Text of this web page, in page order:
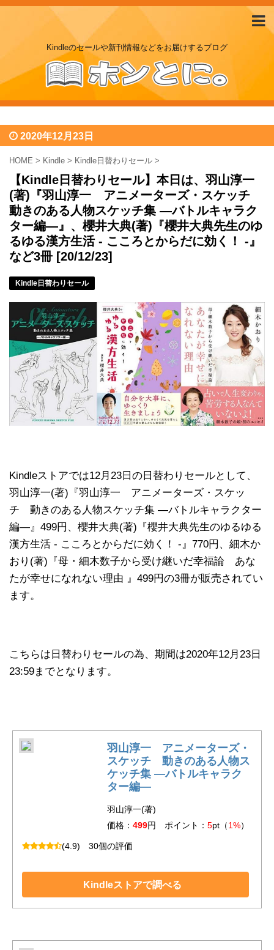
Kindleのセールや新刊情報などをお届けするブログ
2020年12月23日
HOME > Kindle > Kindle日替わりセール >
【Kindle日替わりセール】本日は、羽山淳一
(著)『羽山淳一 アニメーターズ・スケッチ
動きのある人物スケッチ集 —バトルキャラク
ター編—』、櫻井大典(著)『櫻井大典先生のゆ
るゆる漢方生活 - こころとからだに効く！ -』
など3冊 [20/12/23]
Kindle日替わりセール
Kindleストアでは12月23日の日替わりセールとして、
羽山淳一(著)『羽山淳一 アニメーターズ・スケッ
チ 動きのある人物スケッチ集 —バトルキャラクター
編—』499円、櫻井大典(著)『櫻井大典先生のゆるゆる
漢方生活 - こころとからだに効く！ -』770円、細木か
おり(著)『母・細木数子から受け継いだ幸福論 あな
たが幸せになれない理由 』499円の3冊が販売されてい
ます。
こちらは日替わりセールの為、期間は2020年12月23日
23:59までとなります。
羽山淳一 アニメーターズ・
スケッチ 動きのある人物ス
ケッチ集 —バトルキャラク
ター編—
羽山淳一(著)
価格： 499円 ポイント： 5pt（1%）
(4.9) 30個の評価
Kindleストアで調べる